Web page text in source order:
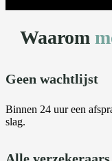
Waarom
Geen wachtlijst
Binnen 24 uur een
slag.